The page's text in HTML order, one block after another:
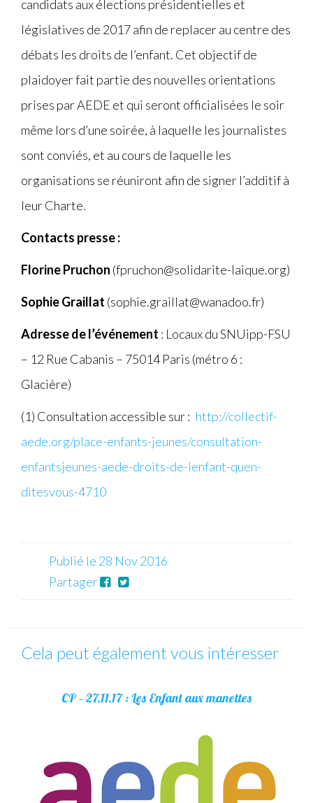
candidats aux élections présidentielles et
législatives de 2017 afin de replacer au centre des
débats les droits de l’enfant. Cet objectif de
plaidoyer fait partie des nouvelles orientations
prises par AEDE et qui seront officialisées le soir
même lors d’une soirée, à laquelle les journalistes
sont conviés, et au cours de laquelle les
organisations se réuniront afin de signer l’additif à
leur Charte.
Contacts presse :
Florine Pruchon (fpruchon@solidarite-laique.org)
Sophie Graillat (sophie.graillat@wanadoo.fr)
Adresse de l’événement : Locaux du SNUipp-FSU
– 12 Rue Cabanis – 75014 Paris (métro 6 :
Glacière)
(1) Consultation accessible sur : http://collectif-
aede.org/place-enfants-jeunes/consultation-
enfantsjeunes-aede-droits-de-lenfant-quen-
ditesvous-4710
Publié le 28 Nov 2016
Partager
Cela peut également vous intéresser
CP – 27.11.17 : Les Enfant aux manettes